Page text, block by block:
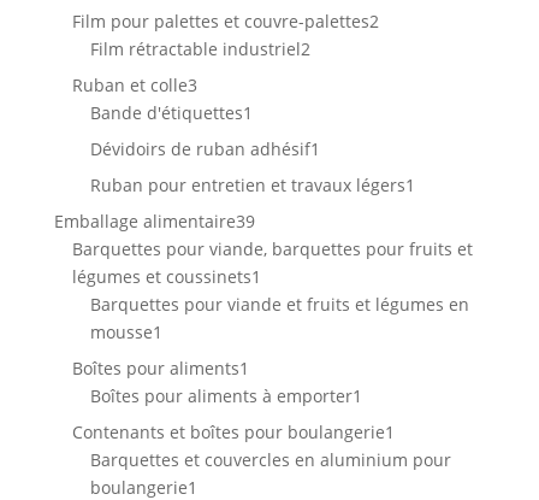
Film pour palettes et couvre-palettes22
Film rétractable industriel22
Ruban et colle33
produits
Bande d'étiquettes1
produit
Dévidoirs de ruban adhésif1
produit
Ruban pour entretien et travaux légers1
Emballage alimentaire3939
produits
Barquettes pour viande, barquettes pour fruits et
légumes et coussinets1
produit
Barquettes pour viande et fruits et légumes en
mousse1
produit
Boîtes pour aliments1
produit
Boîtes pour aliments à emporter1
produit
Contenants et boîtes pour boulangerie1
produit
Barquettes et couvercles en aluminium pour
boulangerie1